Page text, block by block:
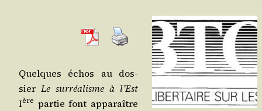
Quelques échos au dos­
sier Le sur­réa­lisme à l’Est
Ière par­tie font appa­raître